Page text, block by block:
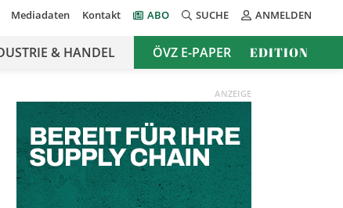
Mediadaten Kontakt ABO SUCHE ANMELDEN
& HANDEL ÖVZ E-PAPER EDITION
ANZEIGE